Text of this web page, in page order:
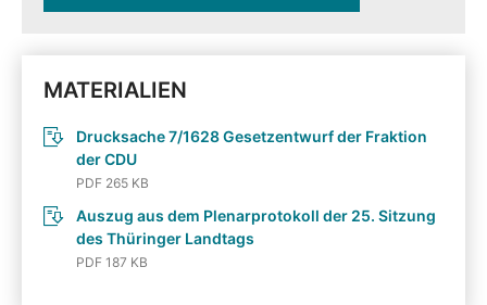
MATERIALIEN
Drucksache 7/1628 Gesetzentwurf der Fraktion
der CDU
PDF 265 KB
Auszug aus dem Plenarprotokoll der 25. Sitzung
des Thüringer Landtags
PDF 187 KB